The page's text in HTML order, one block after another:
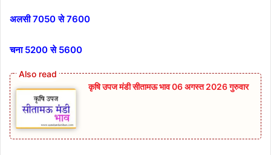
अलसी 7050 से 7600
चना 5200 से 5600
कृषि उपज मंडी सीतामऊ भाव 06 अगस्त 2026 गुरुवार